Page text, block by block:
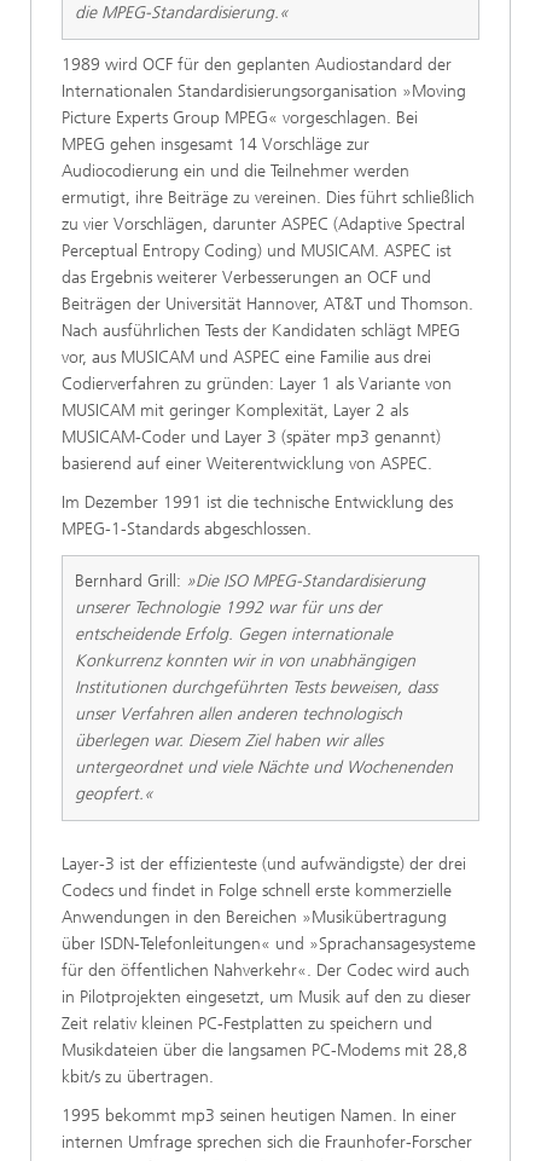
die MPEG-Standardisierung.«
1989 wird OCF für den geplanten Audiostandard der
Internationalen Standardisierungsorganisation »Moving
Picture Experts Group MPEG« vorgeschlagen. Bei
MPEG gehen insgesamt 14 Vorschläge zur
Audiocodierung ein und die Teilnehmer werden
ermutigt, ihre Beiträge zu vereinen. Dies führt schließlich
zu vier Vorschlägen, darunter ASPEC (Adaptive Spectral
Perceptual Entropy Coding) und MUSICAM. ASPEC ist
das Ergebnis weiterer Verbesserungen an OCF und
Beiträgen der Universität Hannover, AT&T und Thomson.
Nach ausführlichen Tests der Kandidaten schlägt MPEG
vor, aus MUSICAM und ASPEC eine Familie aus drei
Codierverfahren zu gründen: Layer 1 als Variante von
MUSICAM mit geringer Komplexität, Layer 2 als
MUSICAM-Coder und Layer 3 (später mp3 genannt)
basierend auf einer Weiterentwicklung von ASPEC.
Im Dezember 1991 ist die technische Entwicklung des
MPEG-1-Standards abgeschlossen.
Bernhard Grill: »Die ISO MPEG-Standardisierung
unserer Technologie 1992 war für uns der
entscheidende Erfolg. Gegen internationale
Konkurrenz konnten wir in von unabhängigen
Institutionen durchgeführten Tests beweisen, dass
unser Verfahren allen anderen technologisch
überlegen war. Diesem Ziel haben wir alles
untergeordnet und viele Nächte und Wochenenden
geopfert.«
Layer-3 ist der effizienteste (und aufwändigste) der drei
Codecs und findet in Folge schnell erste kommerzielle
Anwendungen in den Bereichen »Musikübertragung
über ISDN-Telefonleitungen« und »Sprachansagesysteme
für den öffentlichen Nahverkehr«. Der Codec wird auch
in Pilotprojekten eingesetzt, um Musik auf den zu dieser
Zeit relativ kleinen PC-Festplatten zu speichern und
Musikdateien über die langsamen PC-Modems mit 28,8
kbit/s zu übertragen.
1995 bekommt mp3 seinen heutigen Namen. In einer
internen Umfrage sprechen sich die Fraunhofer-Forscher